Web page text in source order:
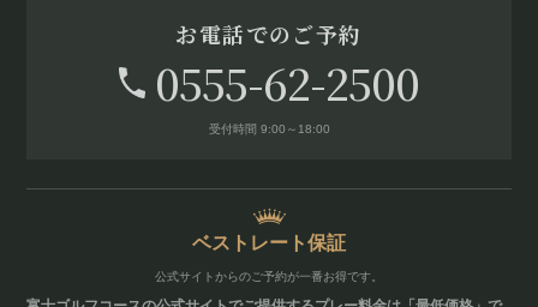
お電話でのご予約
0555-62-2500
受付時間 9:00～18:00
ベストレート保証
公式サイトからのご予約が一番お得です。